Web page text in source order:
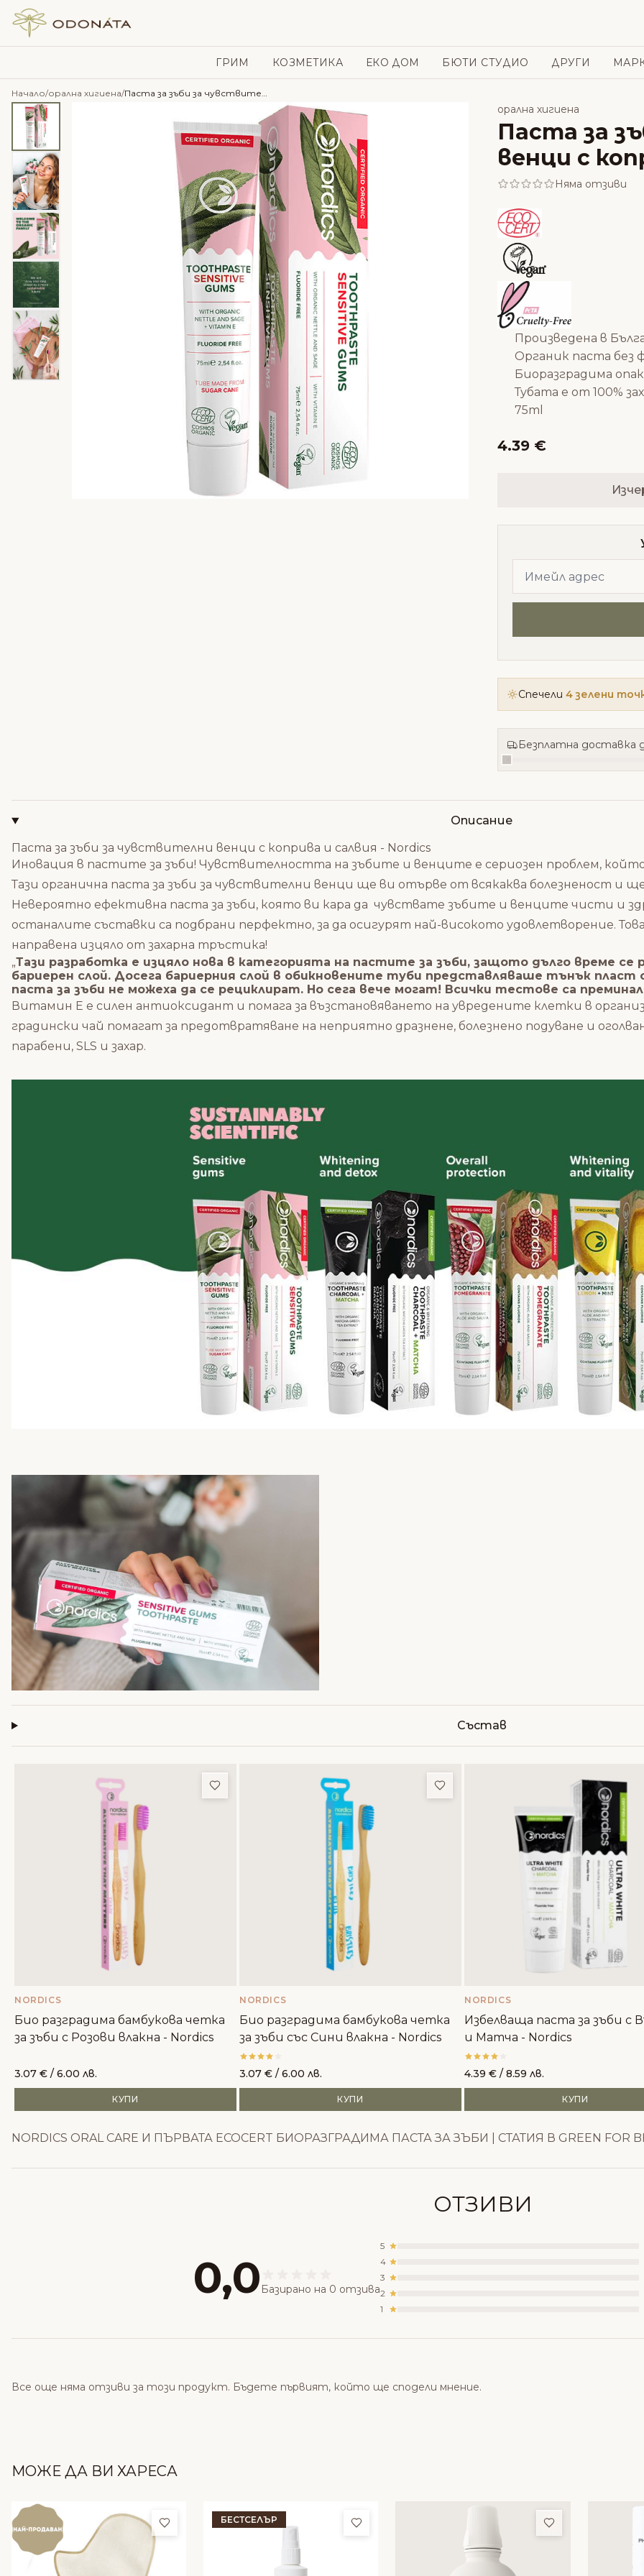
Skip to content
ГРИМ КОЗМЕТИКА ЕКО ДОМ БЮТИ СТУДИО ДРУГИ
Начало/орална хигиена/ Паста за зъби за чувствителни венци с коприва и салвия – Nordics
орална хигиена
Паста за
венци с
Няма отзиви
Произведена в
Органик паста без
Биоразградима
Тубата е от 100%
75ml
4.39 €
Спечели 4 зелени
Безплатна доставка
Описание
Паста за зъби за чувствителни венци с коприва и салвия - Nordics
Иновация в пастите за зъби! Чувствителността на зъбите и венците е сериозен проблем,
Тази органична паста за зъби за чувствителни венци ще ви отърве от всякаква болезненост и
Невероятно ефективна паста за зъби, която ви кара да чувствате зъбите и венците чисти и
останалите съставки са подбрани перфектно, за да осигурят най-високото удовлетворение.
направена изцяло от захарна тръстика!
„Тази разработка е изцяло нова в категорията на пастите за зъби, защото дълго време
бариерен слой. Досега бариерния слой в обикновените туби представляваше тънък
паста за зъби не можеха да се рециклират. Но сега вече могат! Всички тестове са
Витамин Е е силен антиоксидант и помага за възстановяването на увредените клетки в
градински чай помагат за предотвратяване на неприятно дразнене, болезнено подуване и
парабени, SLS и захар.
Състав
Добави в любими
NORDICS
Био разградима бамбукова четка
за зъби с Розови влакна - Nordics
3.07 € / 6.00 лв.
КУПИ
Добави в любими
NORDICS
Био разградима бамбукова четка
за зъби със Сини влакна - Nordics
3.07 € / 6.00 лв.
КУПИ
NORDICS
Избелваща паста за зъби с
и Матча - Nordics
4.39 € / 8.59 лв.
КУПИ
NORDICS ORAL CARE И ПЪРВАТА ECOCERT БИОРАЗГРАДИМА ПАСТА ЗА ЗЪБИ | СТАТИЯ В GREEN FOR
ОТЗИВИ
0,0 Базирано на 0 отзива
5
4
3
2
1
Все още няма отзиви за този продукт. Бъдете първият, който ще сподели мнение.
МОЖЕ ДА ВИ ХАРЕСА
Добави в любими
БЕСТСЕЛЪР Добави в любими Добави в